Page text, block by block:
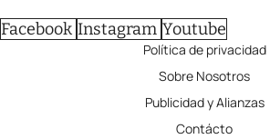
Facebook Instagram Youtube
Política de privacidad
Sobre Nosotros
Publicidad y Alianzas
Contácto